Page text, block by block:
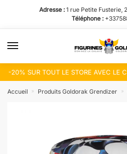
la
navigation
contenu
Adresse : 1 rue Petite Fusterie,
Téléphone :
-20% SUR TOUT LE STORE AVEC LE
Accueil » Produits Goldorak Grendizer »